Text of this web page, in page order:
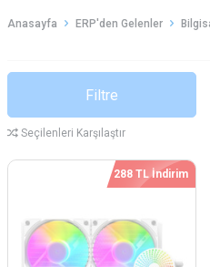
Anasayfa ERP'den Gelenler
Filtre
Seçilenleri Karşılaştır
288 TL İndirim